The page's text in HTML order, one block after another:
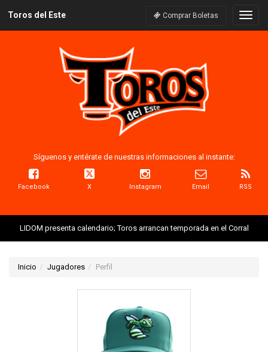
Toros del Este Comprar Boletas
Síguenos y entérate de nuestras informaciones al instante:
Facebook X Instagram Email RSS
LIDOM presenta calendario; Toros arrancan temporada en el Corral
Inicio Jugadores Perfil